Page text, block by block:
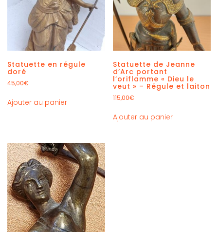
Statuette en régule
doré
45,00€
Ajouter au panier
Statuette de Jeanne
d’Arc portant
l’oriflamme « Dieu le
veut » – Régule et laiton
115,00€
Ajouter au panier